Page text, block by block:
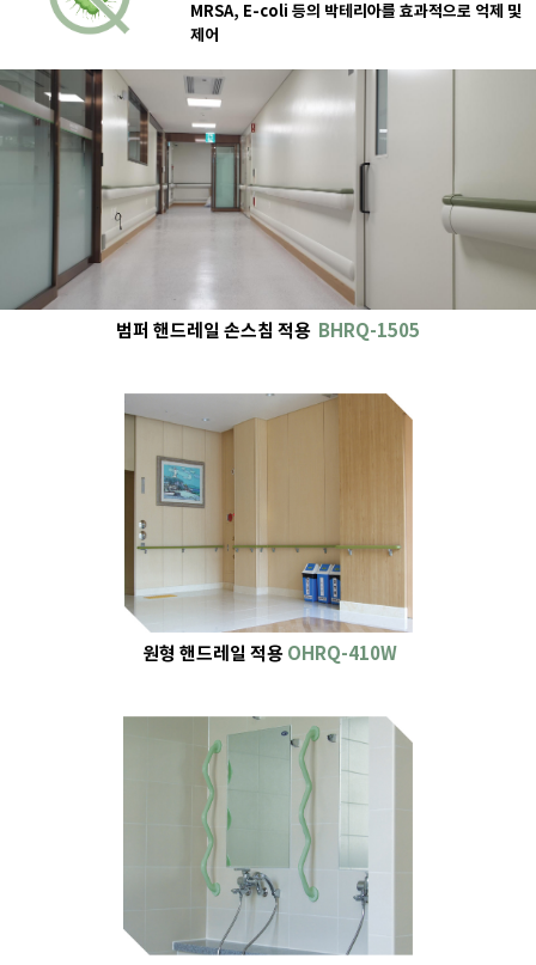
MRSA, E-coli 등의 박테리아를 효과적으로 억제 및
제어
범퍼 핸드레일 손스침 적용 BHRQ-1505
원형 핸드레일 적용 OHRQ-410W